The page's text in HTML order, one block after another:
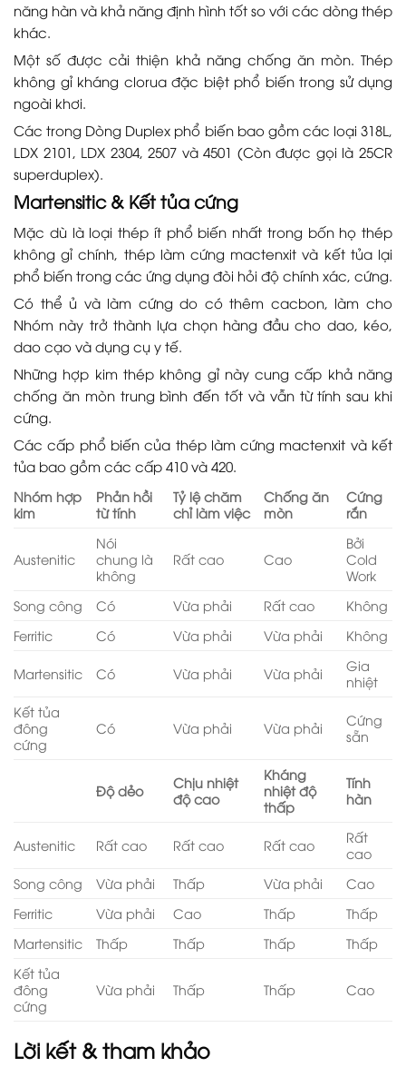
năng hàn và khả năng định hình tốt so với các dòng thép
khác.
Một số được cải thiện khả năng chống ăn mòn. Thép
không gỉ kháng clorua đặc biệt phổ biến trong sử dụng
ngoài khơi.
Các trong Dòng Duplex phổ biến bao gồm các loại 318L,
LDX 2101, LDX 2304, 2507 và 4501 (Còn được gọi là 25CR
superduplex).
Martensitic & Kết tủa cứng
Mặc dù là loại thép ít phổ biến nhất trong bốn họ thép
không gỉ chính, thép làm cứng mactenxit và kết tủa lại
phổ biến trong các ứng dụng đòi hỏi độ chính xác, cứng.
Có thể ủ và làm cứng do có thêm cacbon, làm cho
Nhóm này trở thành lựa chọn hàng đầu cho dao, kéo,
dao cạo và dụng cụ y tế.
Những hợp kim thép không gỉ này cung cấp khả năng
chống ăn mòn trung bình đến tốt và vẫn từ tính sau khi
cứng.
Các cấp phổ biến của thép làm cứng mactenxit và kết
tủa bao gồm các cấp 410 và 420.
Nhóm hợp
kim
Phản hồi
từ tính
Tỷ lệ chăm
chỉ làm việc
Chống ăn
mòn
Cứng
rắn
Austenitic
Nói
chung là
không
Rất cao Cao
Bởi
Cold
Work
Song công
Có Vừa phải Rất cao
Không
Ferritic
Có Vừa phải Vừa phải Không
Martensitic Có Vừa phải Vừa phải
Gia
nhiệt
Kết tủa
đông
cứng
Có Vừa phải Vừa phải
Cứng
sẵn
Độ dẻo
Chịu nhiệt
độ cao
Kháng
nhiệt độ
thấp
Tính
hàn
Austenitic Rất cao Rất cao Rất cao
Rất
cao
Song công
Vừa phải Thấp Vừa phải
Cao
Ferritic
Vừa phải Cao Thấp
Thấp
Martensitic
Thấp Thấp Thấp
Thấp
Kết tủa
đông
cứng
Vừa phải Thấp Thấp Cao
Lời kết & tham khảo